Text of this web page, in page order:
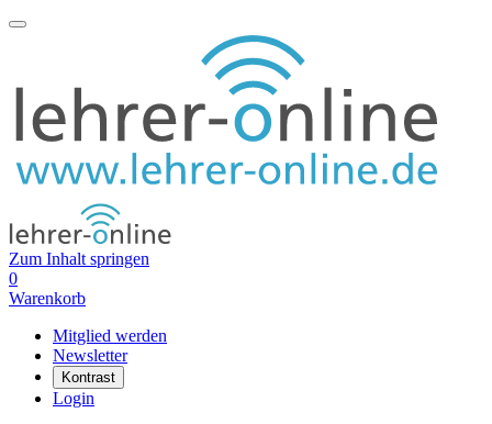
Zum Inhalt springen
0
Warenkorb
Mitglied werden
Newsletter
Kontrast
Login